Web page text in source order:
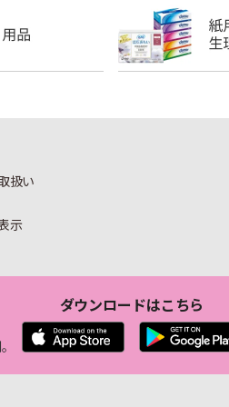
扱い
示
ダウンロードはこちら